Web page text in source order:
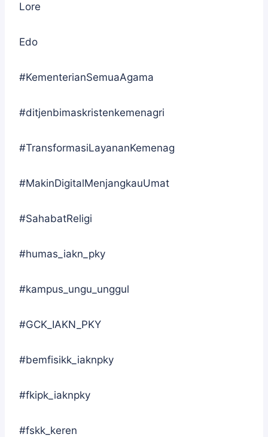
Lore
Edo
#KementerianSemuaAgama
#ditjenbimaskristenkemenagri
#TransformasiLayananKemenag
#MakinDigitalMenjangkauUmat
#SahabatReligi
#humas_iakn_pky
#kampus_ungu_unggul
#GCK_IAKN_PKY
#bemfisikk_iaknpky
#fkipk_iaknpky
#fskk_keren